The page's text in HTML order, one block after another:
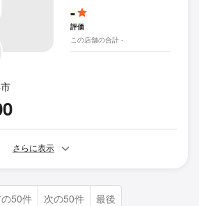
-
評価
この店舗の合計 -
さらに表示
50件 次の50件 最後